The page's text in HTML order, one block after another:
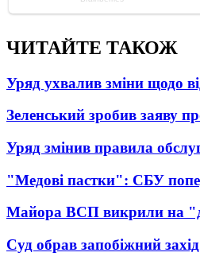
ЧИТАЙТЕ ТАКОЖ
Уряд ухвалив зміни щодо
Зеленський зробив заяву
Уряд змінив правила
"Медові пастки": СБУ
Майора ВСП викрили на
Суд обрав запобіжний